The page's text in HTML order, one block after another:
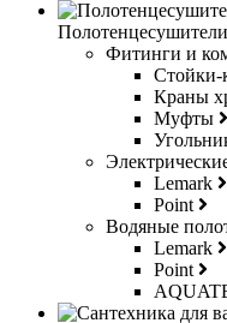
Полотенцесушители
Фитинги и
Стойки-
Краны
Муфты
Lemark
Point
Водяные
Lemark
Point